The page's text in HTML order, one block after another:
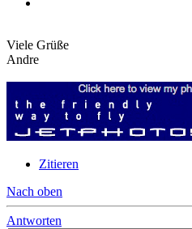
Viele Grüße
Andre
Zitieren
Nach oben
Antworten